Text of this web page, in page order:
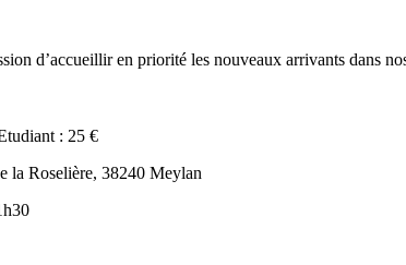
d’accueillir en priorité les nouveaux arrivants dans
: 25 €
la Roselière, 38240 Meylan